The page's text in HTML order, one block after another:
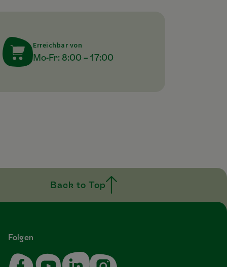
Erreichbar von
Mo-Fr: 8:00 – 17:00
Back to Top
Folgen